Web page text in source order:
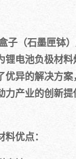
子（石墨匣钵）
锂电池负极材
优异的解决方案
力产业的创新
优点：